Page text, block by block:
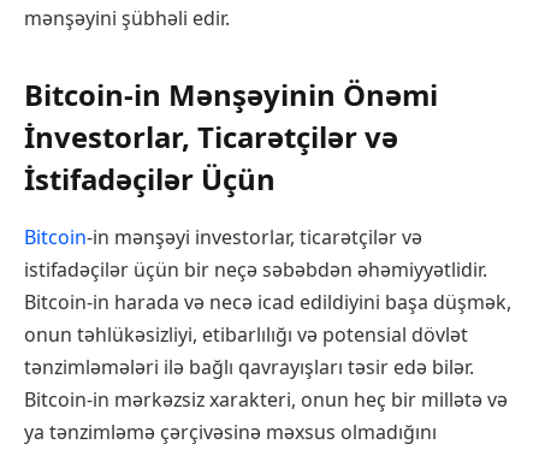
mənşəyini şübhəli edir.
Bitcoin-in Mənşəyinin Önəmi
İnvestorlar, Ticarətçilər və
İstifadəçilər Üçün
Bitcoin-in mənşəyi investorlar, ticarətçilər və
istifadəçilər üçün bir neçə səbəbdən əhəmiyyətlidir.
Bitcoin-in harada və necə icad edildiyini başa düşmək,
onun təhlükəsizliyi, etibarlılığı və potensial dövlət
tənzimləmələri ilə bağlı qavrayışları təsir edə bilər.
Bitcoin-in mərkəzsiz xarakteri, onun heç bir millətə və
ya tənzimləmə çərçivəsinə məxsus olmadığını